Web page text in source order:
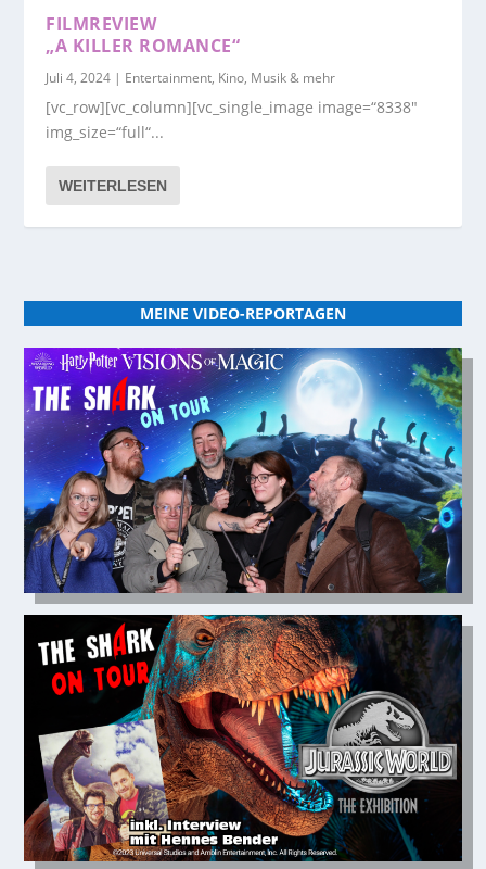
FILMREVIEW
„A KILLER ROMANCE“
Juli 4, 2024 | Entertainment, Kino, Musik & mehr
[vc_row][vc_column][vc_single_image image=“8338″
img_size=“full“...
WEITERLESEN
MEINE VIDEO-REPORTAGEN